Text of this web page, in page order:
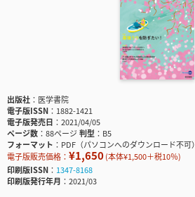
出版社
医学書院
電子版ISSN
1882-1421
電子版発売日
2021/04/05
ページ数
88ページ判型
B5
フォーマット
PDF（パソコンへのダウンロード不可）
電子版販売価格： ¥1,650(本体¥1,500＋税10％)
印刷版ISSN
1347-8168
印刷版発行年月
2021/03